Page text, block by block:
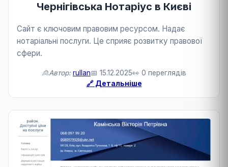
Чернігівська Нотаріус в Києві
Сайт є ключовим правовим ресурсом. Надає
нотаріальні послуги. Це сприяє розвитку правової
сфери.
🙎Автор: rullan📅 15.12.2025👀 0 переглядів
🔗 Детальніше